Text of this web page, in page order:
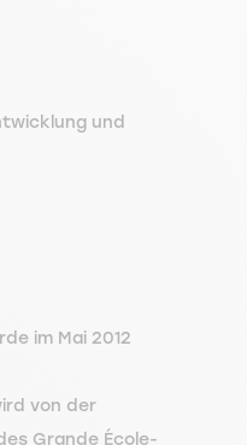
und
im Mai 2012
von der
Grande École-